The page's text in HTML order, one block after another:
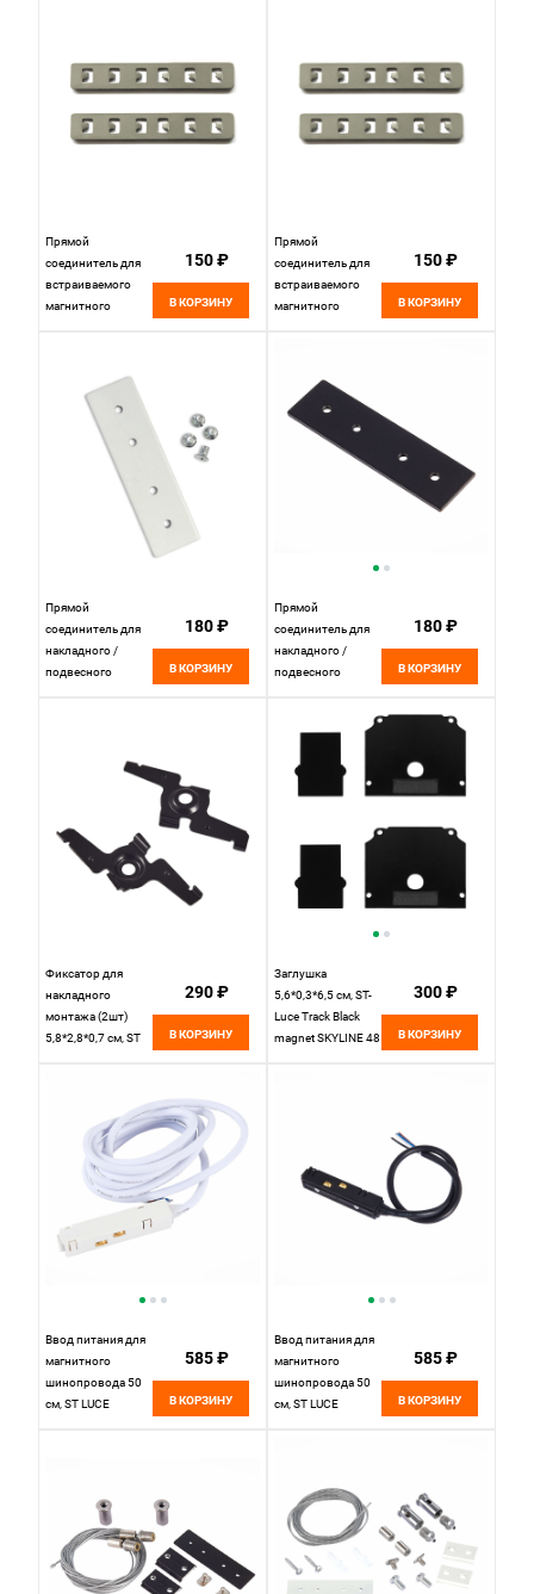
Прямой
соединитель для
встраиваемого
магнитного
ST005.749.00.1
150 ₽
В КОРЗИНУ
Прямой
соединитель для
встраиваемого
магнитного
ST005.749.00
Стальной
150 ₽
В КОРЗИНУ
Прямой
соединитель для
накладного /
подвесного
180 ₽
В КОРЗИНУ
Прямой
соединитель для
накладного /
подвесного
шинопровода 8*2
см, ST LUCE
ST005.429.00
Черный
180 ₽
В КОРЗИНУ
Фиксатор для
накладного
монтажа (2шт)
5,8*2,8*0,7 см, ST
290 ₽
В КОРЗИНУ
Заглушка
5,6*0,3*6,5 см, ST-
Luce Track Black
magnet SKYLINE 48
300 ₽
В КОРЗИНУ
Ввод питания для
магнитного
шинопровода 50
см, ST LUCE
585 ₽
В КОРЗИНУ
Ввод питания для
магнитного
шинопровода 50
см, ST LUCE
585 ₽
В КОРЗИНУ